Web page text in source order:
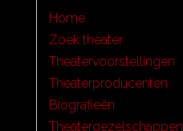
Home
Zoek theater
Theatervoorstellingen
Theaterproducenten
Biografieën
Theatergezelschappen